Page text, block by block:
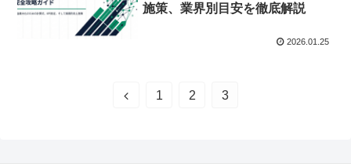
施策、業界別目安を徹底解説
2026.01.25
1 2 3